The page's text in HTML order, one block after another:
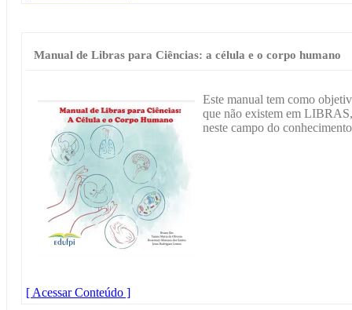
Manual de Libras para Ciências: a célula e o corpo humano
Este manual tem como
que não existem em
neste campo do
[ Acessar Conteúdo ]